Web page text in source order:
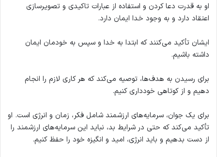
او به قدرت دعا کردن و استفاده از عبارات تاکیدی و تصویرسازی
اعتقاد دارد و به وجود خدا ایمان دارد.
ایشان تأکید می‌کنند که ابتدا به خدا و سپس به خودمان ایمان
داشته باشیم.
برای رسیدن به هدف‌ها، توصیه می‌کند که هر کاری لازم را انجام
دهیم و از کوتاهی خودداری کنیم.
برای یک جوان، سرمایه‌های ارزشمند شامل فکر، زمان و انرژی است. او
تأکید می‌کند که حتی در شرایط بد، نباید این سرمایه‌های ارزشمند را
از دست بدهیم و باید انرژی، امید و انگیزه خود را حفظ کنیم.